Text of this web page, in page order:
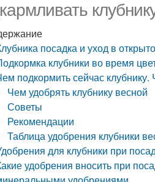
посадка и уход в
клубники во время
подкормить сейчас
Чем удобрять клубнику весной
Советы
Рекомендации
Таблица удобрения клубники
для клубники при
удобрения вносить при